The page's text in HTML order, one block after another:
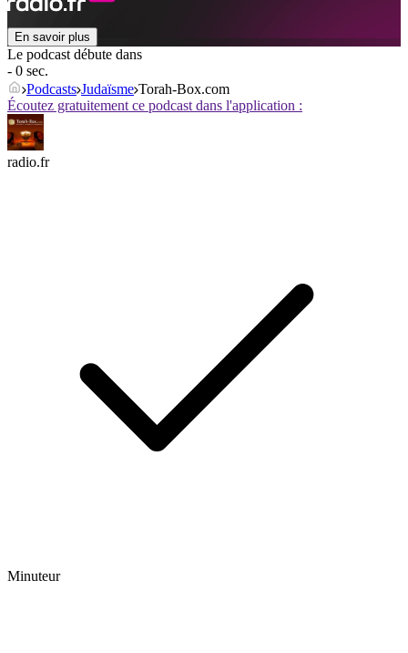
En savoir plus
Le podcast débute dans
- 0 sec.
Podcasts Judaïsme Torah-Box.com
Écoutez gratuitement ce podcast dans l'application :
radio.fr
Minuteur